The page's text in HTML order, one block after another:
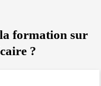
formation sur
?